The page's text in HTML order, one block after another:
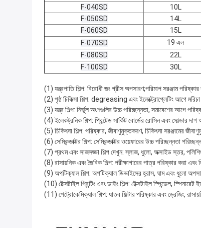
F-040SD
10L
F-050SD
14L
F-060SD
15L
F-070SD
19 এল
F-080SD
22L
F-100SD
30L
(1) যন্ত্রপাতি শিল্প: বিরোধী জং গ্রীস অপসারণ;পরিমাপ সরঞ্জাম
(2) পৃষ্ঠ চিকিত্সা শিল্প: degreasing এবং ইলেক্ট্রোপ্লেটিং আগে
(3) যন্ত্র শিল্প: নির্ভুল অংশগুলির উচ্চ পরিচ্ছন্নতা, সমাবেশের আগে
(4) ইলেকট্রনিক শিল্প: প্রিন্টেড সার্কিট বোর্ডের রোসিন এবং সোল্ডার
(5) চিকিৎসা শিল্প: পরিষ্কার, জীবাণুমুক্তকরণ, চিকিৎসা সরঞ্জামের
(6) সেমিকন্ডাক্টর শিল্প: সেমিকন্ডাক্টর ওয়েফারের উচ্চ পরিচ্ছন্নতা
(7) প্রথম এবং সাজসজ্জা শিল্প দেখুন: স্লাজ, ধুলো, অক্সাইড স্তর,
(8) রাসায়নিক এবং জৈবিক শিল্প: পরীক্ষাগারের পাত্র পরিষ্কার করা
(9) অপটিক্যাল শিল্প: অপটিক্যাল ডিভাইসের হ্রাস, ঘাম এবং ধুলো
(10) টেক্সটাইল প্রিন্টিং এবং ডাইং শিল্প: টেক্সটাইল স্পিন্ডেল, স্পিনারেট
(11) পেট্রোকেমিক্যাল শিল্প: ধাতব ফিল্টার পরিষ্কার এবং ড্রেজিং,